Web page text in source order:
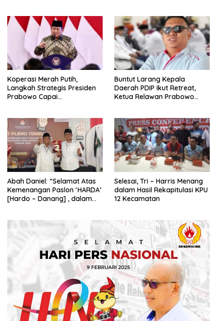
Koperasi Merah Putih,
Langkah Strategis Presiden
Prabowo Capai
Buntut Larang Kepala
Daerah PDIP Ikut Retreat,
Ketua Relawan Prabowo
Abah Daniel: “Selamat Atas
Kemenangan Paslon ‘HARDA’
[Hardo – Danang] , dalam
Selesai, Tri – Harris Menang
dalam Hasil Rekapitulasi KPU
12 Kecamatan